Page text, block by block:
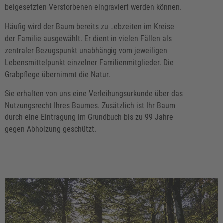
beigesetzten Verstorbenen eingraviert werden können.
Häufig wird der Baum bereits zu Lebzeiten im Kreise
der Familie ausgewählt. Er dient in vielen Fällen als
zentraler Bezugspunkt unabhängig vom jeweiligen
Lebensmittelpunkt einzelner Familienmitglieder. Die
Grabpflege übernimmt die Natur.
Sie erhalten von uns eine Verleihungsurkunde über das
Nutzungsrecht Ihres Baumes. Zusätzlich ist Ihr Baum
durch eine Eintragung im Grundbuch bis zu 99 Jahre
gegen Abholzung geschützt.